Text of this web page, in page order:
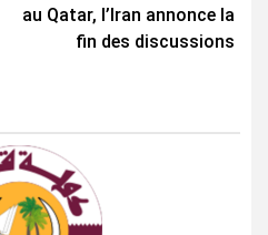
au Qatar, l’Iran annonce la
fin des discussions